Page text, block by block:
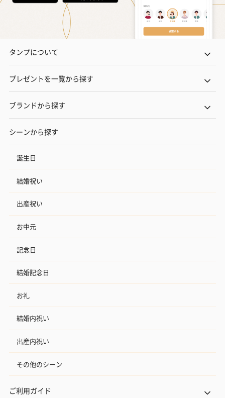
タンプについて
プレゼントを一覧から探す
ブランドから探す
シーンから探す
誕生日
結婚祝い
出産祝い
お中元
記念日
結婚記念日
お礼
結婚内祝い
出産内祝い
その他のシーン
ご利用ガイド